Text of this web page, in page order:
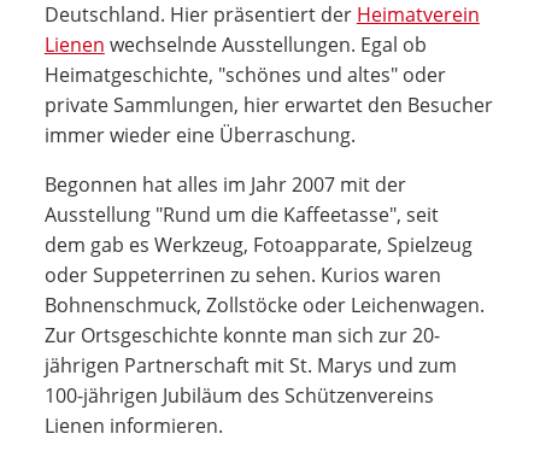
Deutschland. Hier präsentiert der Heimatverein
Lienen wechselnde Ausstellungen. Egal ob
Heimatgeschichte, "schönes und altes" oder
private Sammlungen, hier erwartet den Besucher
immer wieder eine Überraschung.
Begonnen hat alles im Jahr 2007 mit der
Ausstellung "Rund um die Kaffeetasse", seit
dem gab es Werkzeug, Fotoapparate, Spielzeug
oder Suppeterrinen zu sehen. Kurios waren
Bohnenschmuck, Zollstöcke oder Leichenwagen.
Zur Ortsgeschichte konnte man sich zur 20-
jährigen Partnerschaft mit St. Marys und zum
100-jährigen Jubiläum des Schützenvereins
Lienen informieren.